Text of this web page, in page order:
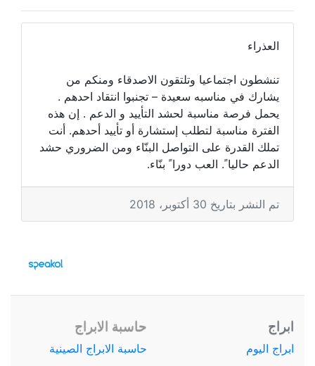
العذراء
تنشطون اجتماعيا وتلتقون الاصدقاء ومنكم من
يشارك في مناسبه سعيدة – تجنبوا انتقاد احدهم .
يحمل فرصة مناسبة لحشد التأييد و الدعم . إن هذه
الفترة مناسبة لتطلب إستشارة أو تأييد أحدهم. أنت
تملك القدرة على التواصل البنّاء ومن الضروري حشد
الدعم حاليا ً. العب دورا ً بنّاء.
تم النشر بتاريخ 30 أكتوبر، 2018
ابراج
ابراج اليوم
حاسبة الابراج
حاسبة الابراج الصينية